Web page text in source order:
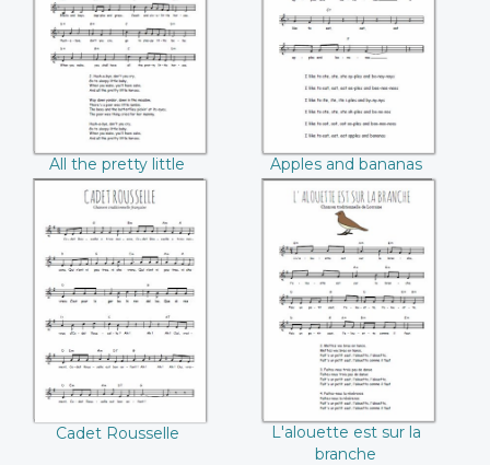
horses
All the pretty little
horses
bananas
Apples and bananas
Cadet Rousselle
Cadet Rousselle
L'alouette est sur
la branche
L'alouette est sur la
branche